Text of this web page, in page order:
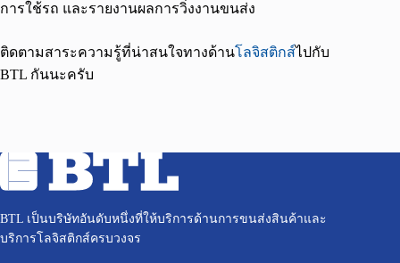
การใช้รถ และรายงานผลการวิ่งงานขนส่ง
ติดตามสาระความรู้ที่น่าสนใจทางด้านโลจิสติกส์ไปกับ
BTL กันนะครับ
BTL เป็นบริษัทอันดับหนึ่งที่ให้บริการด้านการขนส่งสินค้าและ
บริการโลจิสติกส์ครบวงจร